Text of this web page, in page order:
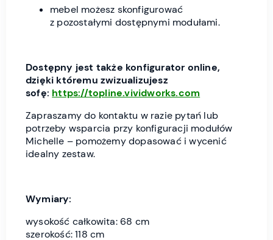
mebel możesz skonfigurować
z pozostałymi dostępnymi modułami.
Dostępny jest także konfigurator online,
dzięki któremu zwizualizujesz
sofę: https://topline.vividworks.com
Zapraszamy do kontaktu w razie pytań lub
potrzeby wsparcia przy konfiguracji modułów
Michelle – pomożemy dopasować i wycenić
idealny zestaw.
Wymiary:
wysokość całkowita: 68 cm
szerokość: 118 cm